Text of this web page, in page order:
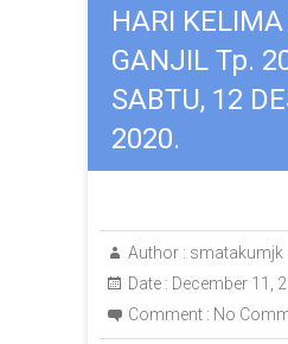
HARI KELIMA
GANJIL Tp.
SABTU, 12
2020.
Author : smatakumjk
Date : December 11,
Comment : No